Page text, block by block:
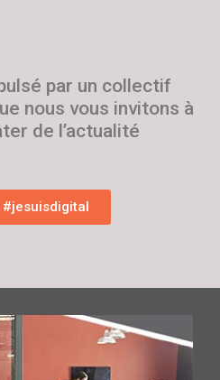
par un collectif
nous vous invitons à
de l’actualité
#jesuisdigital